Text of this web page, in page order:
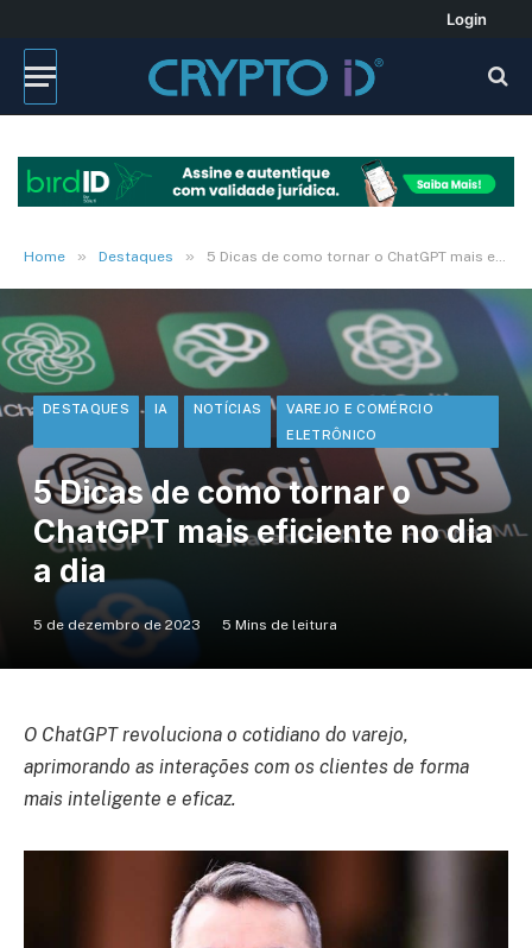
Login
Home » Destaques » 5 Dicas de como tornar o ChatGPT mais eficiente no dia a dia
DESTAQUES IA NOTÍCIAS
VAREJO E COMÉRCIO
ELETRÔNICO
5 Dicas de como tornar o
ChatGPT mais eficiente no dia
a dia
5 de dezembro de 2023 5 Mins de leitura
O ChatGPT revoluciona o cotidiano do varejo,
aprimorando as interações com os clientes de forma
mais inteligente e eficaz.